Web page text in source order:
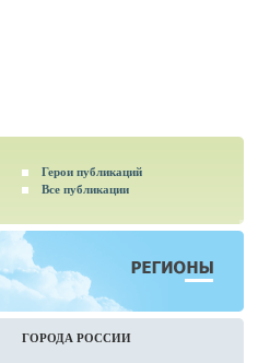
Герои публикаций
Все публикации
ГОРОДА РОССИИ